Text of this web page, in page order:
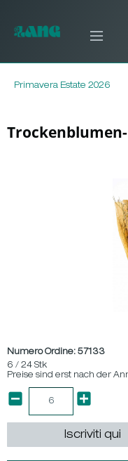
Primavera Estate 2026
Numero Ordine: 57133
6 / 24 Stk
Preise sind erst nach der
Iscriviti qui